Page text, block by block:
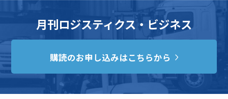
月刊ロジスティクス・ビジネス
購読のお申し込みはこちらから